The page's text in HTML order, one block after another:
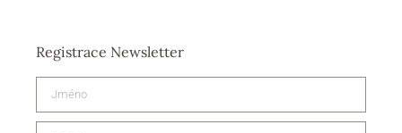
Registrace Newsletter